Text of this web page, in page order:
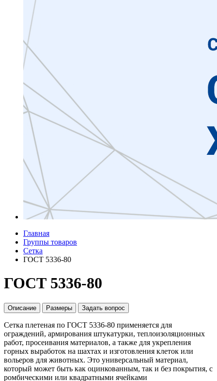
Главная
Группы товаров
Сетка
ГОСТ 5336-80
ГОСТ 5336-80
Описание Размеры Задать вопрос
Сетка плетеная по ГОСТ 5336-80 применяется для
ограждений, армирования штукатурки, теплоизоляционных
работ, просеивания материалов, а также для укрепления
горных выработок на шахтах и изготовления клеток или
вольеров для животных. Это универсальный материал,
который может быть как оцинкованным, так и без покрытия, с
ромбическими или квадратными ячейками